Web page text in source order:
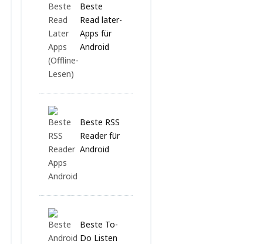
Beste
Read later-
Apps für
Android
Beste RSS
Reader für
Android
Beste To-
Do Listen